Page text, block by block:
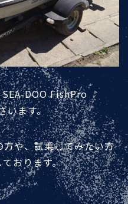
DOO FishPro
います。
方や、試乗してみたい方
おります。